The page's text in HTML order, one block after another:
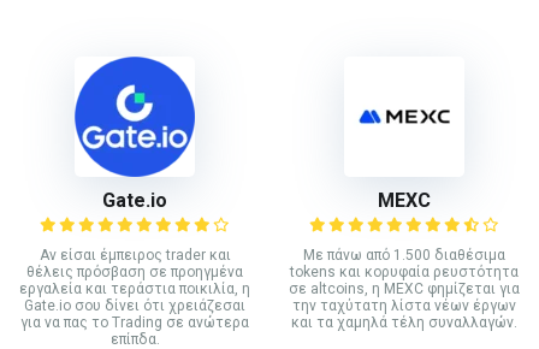
Gate.io
Αν είσαι έμπειρος trader και
θέλεις πρόσβαση σε προηγμένα
εργαλεία και τεράστια ποικιλία, η
Gate.io σου δίνει ότι χρειάζεσαι
για να πας το Trading σε ανώτερα
επίπδα.
MEXC
Με πάνω από 1.500 διαθέσιμα
tokens και κορυφαία ρευστότητα
σε altcoins, η MEXC φημίζεται για
την ταχύτατη λίστα νέων έργων
και τα χαμηλά τέλη συναλλαγών.